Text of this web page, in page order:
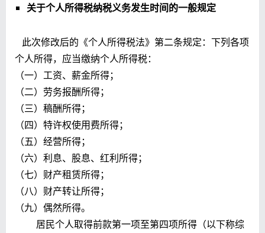
关于个人所得税纳税义务发生时间的一般规定
此次修改后的《个人所得税法》第二条规定：下列各项
个人所得，应当缴纳个人所得税：
（一）工资、薪金所得；
（二）劳务报酬所得；
（三）稿酬所得；
（四）特许权使用费所得；
（五）经营所得；
（六）利息、股息、红利所得；
（七）财产租赁所得；
（八）财产转让所得；
（九）偶然所得。
居民个人取得前款第一项至第四项所得（以下称综